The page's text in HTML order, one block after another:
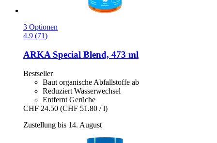
3 Optionen
4.9 (71)
ARKASpecial Blend, 473 ml
Bestseller
Baut organische Abfallstoffe ab
Reduziert Wasserwechsel
Entfernt Gerüche
CHF 24.50 (CHF 51.80 / l)
Zustellung bis 14. August